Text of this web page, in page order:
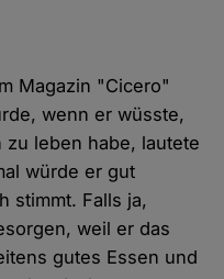
Magazin "Cicero"
wenn er wüsste,
leben habe, lautete
würde er gut
stimmt. Falls ja,
weil er das
gutes Essen und